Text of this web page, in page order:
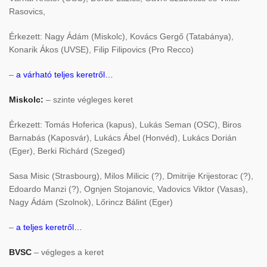
Rasovics,
Érkezett: Nagy Ádám (Miskolc), Kovács Gergő (Tatabánya),
Konarik Ákos (UVSE), Filip Filipovics (Pro Recco)
– a várható teljes keretről…
Miskolc: – szinte végleges keret
Érkezett: Tomás Hoferica (kapus), Lukás Seman (OSC), Biros
Barnabás (Kaposvár), Lukács Ábel (Honvéd), Lukács Dorián
(Eger), Berki Richárd (Szeged)
Sasa Misic (Strasbourg), Milos Milicic (?), Dmitrije Krijestorac (?),
Edoardo Manzi (?), Ognjen Stojanovic, Vadovics Viktor (Vasas),
Nagy Ádám (Szolnok), Lőrincz Bálint (Eger)
– a teljes keretről…
BVSC – végleges a keret